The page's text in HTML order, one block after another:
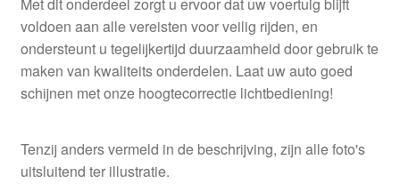
voldoen aan alle vereisten voor veilig rijden, en
ondersteunt u tegelijkertijd duurzaamheid door gebruik te
maken van kwaliteits onderdelen. Laat uw auto goed
schijnen met onze hoogtecorrectie lichtbediening!
Tenzij anders vermeld in de beschrijving, zijn alle foto's
uitsluitend ter illustratie.